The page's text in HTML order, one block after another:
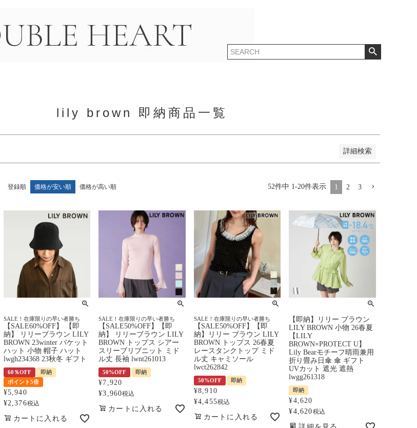
lily brown 即納商品一覧
詳細検索
リピート
並び順
新着順
価格が安い順
価格が高い順
レビュー順 キーワードヒット順
登録順 価格が安い順 価格が高い順 52件中 1-20件表示 1 2 3
SALE！在庫限りの早い者勝ち
【SALE60%OFF】 【即
納】 リリーブラウン LILY
BROWN 23winter バケット
ハット 小物 帽子 ハット
lwgh234368 23秋冬 ギフト
60％OFF
即納
ポイント5倍
¥5,940
¥2,376税込
カートに入れる
SALE！在庫限りの早い者勝ち
【SALE50%OFF】【即
納】 リリーブラウン LILY
BROWN トップス シアー
スリーブリブニット ミド
ル丈 長袖 lwnt261013
50%OFF 即納
¥7,920
¥3,960税込
カートに入れる
SALE！在庫限りの早い者勝ち
【SALE50%OFF】【即
納】リリー ブラウン LILY
BROWN トップス 26春夏
レースタンクトップ ミド
ル丈 キャミソール
lwct262842
50%OFF 即納
¥8,910
¥4,455税込
カートに入れる
【即納】リリー ブラウン
LILY BROWN 小物 26春夏
【LILY
BROWN×PROTECT U】
Lily Bearモチーフ晴雨兼用
折り畳み日傘 傘 ギフト
UVカット 遮光 遮熱
lwgg261318
即納
¥4,620
¥4,620税込